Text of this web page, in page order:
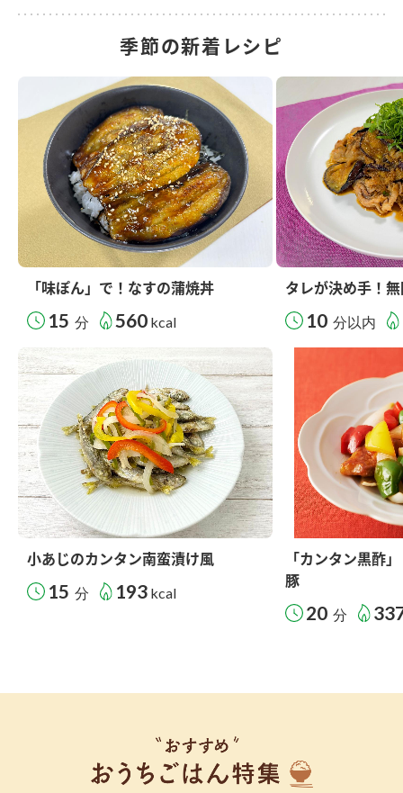
季節の新着レシピ
「味ぽん」で！なすの蒲焼丼
15 分 560 kcal
タレが決め手！
10 分以内
小あじのカンタン南蛮漬け風
15 分 193 kcal
「カンタン黒酢
豚
20 分